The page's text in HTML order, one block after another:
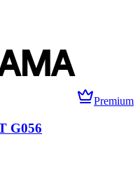
Premium
G056